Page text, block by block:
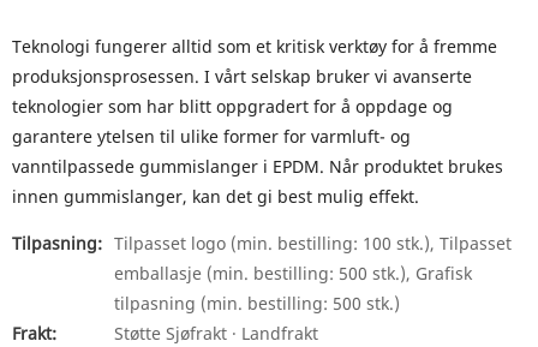
Teknologi fungerer alltid som et kritisk verktøy for å fremme
produksjonsprosessen. I vårt selskap bruker vi avanserte
teknologier som har blitt oppgradert for å oppdage og
garantere ytelsen til ulike former for varmluft- og
vanntilpassede gummislanger i EPDM. Når produktet brukes
innen gummislanger, kan det gi best mulig effekt.
Tilpasning: Tilpasset logo (min. bestilling: 100 stk.), Tilpasset
emballasje (min. bestilling: 500 stk.), Grafisk
tilpasning (min. bestilling: 500 stk.)
Frakt:
Støtte Sjøfrakt · Landfrakt